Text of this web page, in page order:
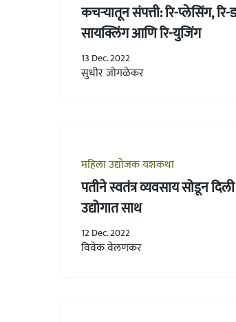
कचऱ्यातून संपत्ती: रि-प्लेसिंग, रि-
सायक्लिंग आणि रि-युजिंग
13 Dec. 2022
सुधीर जोगळेकर
महिला उद्योजक यशकथा
पतीने स्वतंत्र व्यवसाय सोडून दिली
उद्योगात साथ
12 Dec. 2022
विवेक वेलणकर